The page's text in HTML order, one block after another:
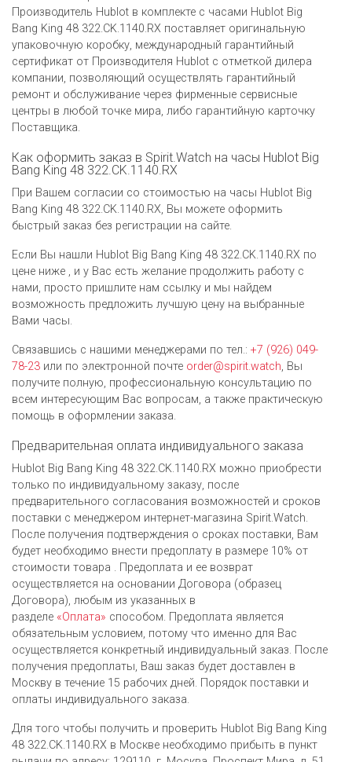
Производитель Hublot в комплекте с часами Hublot Big
Bang King 48 322.CK.1140.RX поставляет оригинальную
упаковочную коробку, международный гарантийный
сертификат от Производителя Hublot c отметкой дилера
компании, позволяющий осуществлять гарантийный
ремонт и обслуживание через фирменные сервисные
центры в любой точке мира, либо гарантийную карточку
Поставщика.
Как оформить заказ в Spirit.Watch на часы Hublot Big
Bang King 48 322.CK.1140.RX
При Вашем согласии со стоимостью на часы Hublot Big
Bang King 48 322.CK.1140.RX, Вы можете оформить
быстрый заказ без регистрации на сайте.
Если Вы нашли Hublot Big Bang King 48 322.CK.1140.RX по
цене ниже , и у Вас есть желание продолжить работу с
нами, просто пришлите нам ссылку и мы найдем
возможность предложить лучшую цену на выбранные
Вами часы.
Связавшись с нашими менеджерами по тел.: +7 (926) 049-
78-23 или по электронной почте order@spirit.watch, Вы
получите полную, профессиональную консультацию по
всем интересующим Вас вопросам, а также практическую
помощь в оформлении заказа.
Предварительная оплата индивидуального заказа
Hublot Big Bang King 48 322.CK.1140.RX можно приобрести
только по индивидуальному заказу, после
предварительного согласования возможностей и сроков
поставки с менеджером интернет-магазина Spirit.Watch.
После получения подтверждения о сроках поставки, Вам
будет необходимо внести предоплату в размере 10% от
стоимости товара . Предоплата и ее возврат
осуществляется на основании Договора (образец
Договора), любым из указанных в
разделе «Оплата» способом. Предоплата является
обязательным условием, потому что именно для Вас
осуществляется конкретный индивидуальный заказ. После
получения предоплаты, Ваш заказ будет доставлен в
Москву в течение 15 рабочих дней. Порядок поставки и
оплаты индивидуального заказа.
Для того чтобы получить и проверить Hublot Big Bang King
48 322.CK.1140.RX в Москве необходимо прибыть в пункт